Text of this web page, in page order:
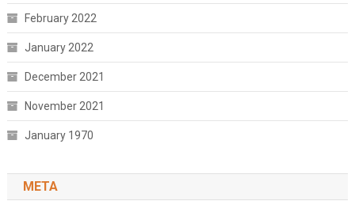
February 2022
January 2022
December 2021
November 2021
January 1970
META